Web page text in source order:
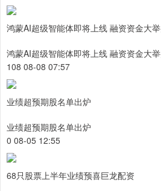
鸿蒙AI超级智能体即将上线 融资资金大
鸿蒙AI超级智能体即将上线 融资资金大
108 08-08 07:57
业绩超预期股名单出炉
业绩超预期股名单出炉
0 08-05 12:55
68只股票上半年业绩预喜巨龙配资